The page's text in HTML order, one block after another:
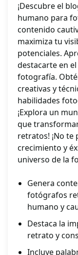
¡Descubre el
humano para
contenido
maximiza tu
potenciales.
destacarte en
fotografía.
creativas y
habilidades
¡Explora un
que
retratos! ¡No
crecimiento y
universo de la
Genera
fotógrafos
humano y
Destaca la
retrato y
Incluye